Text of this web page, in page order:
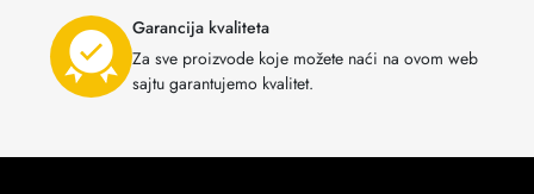
Garancija kvaliteta
Za sve proizvode koje možete naći na ovom web
sajtu garantujemo kvalitet.